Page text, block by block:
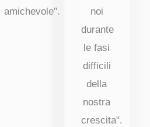
amichevole".
noi
durante
le fasi
difficili
della
nostra
crescita".